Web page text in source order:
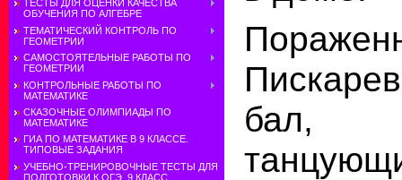
ТЕСТЫ ДЛЯ ОЦЕНКИ КАЧЕСТВА
ОБУЧЕНИЯ ПО АЛГЕБРЕ
ТЕМАТИЧЕСКИЙ КОНТРОЛЬ ПО
ГЕОМЕТРИИ
САМОСТОЯТЕЛЬНЫЕ РАБОТЫ ПО
ГЕОМЕТРИИ
КОНТРОЛЬНЫЕ РАБОТЫ ПО
МАТЕМАТИКЕ
СКАЗОЧНЫЕ ОЛИМПИАДЫ ПО
МАТЕМАТИКЕ
ГИА ПО МАТЕМАТИКЕ В 9 КЛАССЕ.
ТИПОВЫЕ ЗАДАНИЯ
УЧЕБНО-ТРЕНИРОВОЧНЫЕ ТЕСТЫ ДЛЯ
ПОДГОТОВКИ К ОГЭ. 9 КЛАСС
бал,